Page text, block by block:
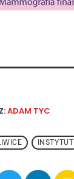
ADAM TYC
INSTYTUT